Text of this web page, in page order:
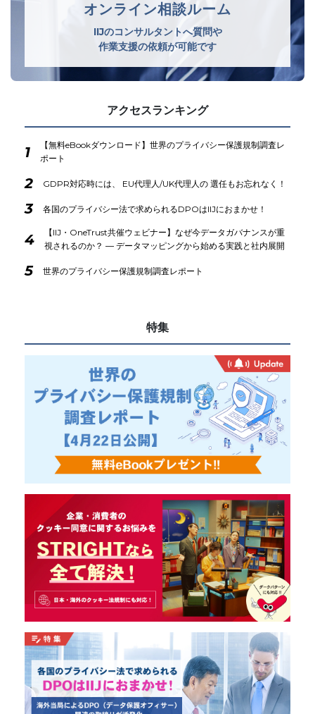
オンライン相談ルーム
IIJのコンサルタントへ質問や
作業支援の依頼が可能です
アクセスランキング
1
【無料eBookダウンロード】世界のプライバシー保護規制調査レ
ポート
2 GDPR対応時には、 EU代理人/UK代理人の 選任もお忘れなく！
3 各国のプライバシー法で求められるDPOはIIJにおまかせ！
4
【IIJ・OneTrust共催ウェビナー】なぜ今データガバナンスが重
視されるのか？ ― データマッピングから始める実践と社内展開
5 世界のプライバシー保護規制調査レポート
特集